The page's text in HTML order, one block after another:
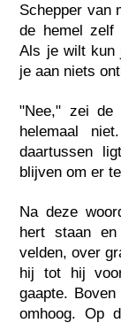
Schepper van
de hemel zelf
Als je wilt kun
je aan niets
"Nee," zei de
helemaal
daartussen
blijven om er
Na deze
hert staan
velden, over
hij tot hij
gaapte.
omhoog. Op